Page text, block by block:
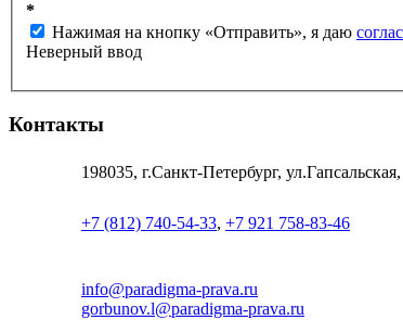
*
Нажимая на кнопку «Отправить», я даю
Неверный ввод
Контакты
198035, г.Санкт-Петербург,
+7 (812) 740-54-33, +7 921 758-83-46
info@paradigma-prava.ru
gorbunov.l@paradigma-prava.ru